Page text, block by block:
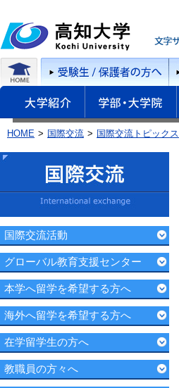
HOME 国際交流 国際交流トピックス
国際交流活動
グローバル教育支援センター
本学へ留学を希望する方へ
海外へ留学を希望する方へ
在学留学生の方へ
教職員の方々へ